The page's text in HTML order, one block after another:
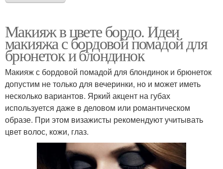
Макияж в цвете бордо. Идеи
макияжа с бордовой помадой для
брюнеток и блондинок
Макияж с бордовой помадой для блондинок и брюнеток
допустим не только для вечеринки, но и может иметь
несколько вариантов. Яркий акцент на губах
используется даже в деловом или романтическом
образе. При этом визажисты рекомендуют учитывать
цвет волос, кожи, глаз.